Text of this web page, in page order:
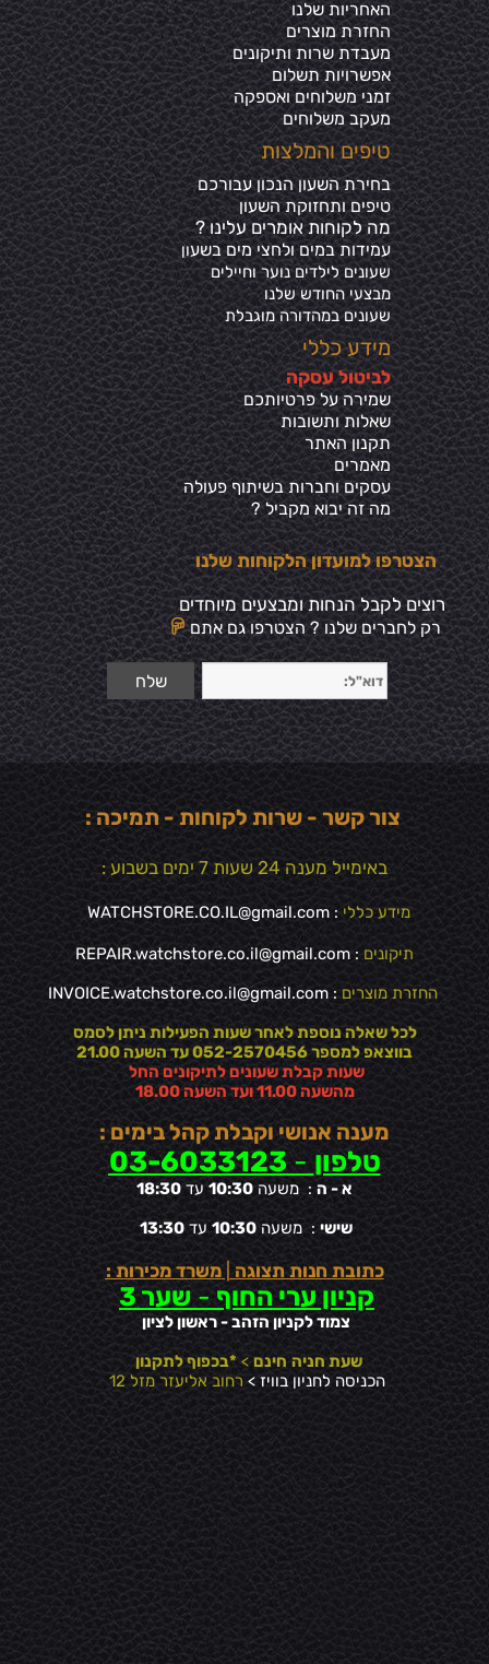
האחריות שלנו
החזרת מוצרים
מעבדת שרות ותיקונים
אפשרויות תשלום
זמני משלוחים ואספקה
מעקב משלוחים
טיפים והמלצות
בחירת השעון הנכון עבורכם
טיפים ותחזוקת השעון
מה לקוחות אומרים עלינו ?
עמידות במים ולחצי מים בשעון
שעונים לילדים נוער וחיילים
מבצעי החודש שלנו
שעונים במהדורה מוגבלת
מידע כללי
לביטול עסקה
שמירה על פרטיותכם
שאלות ותשובות
תקנון האתר
מאמרים
עסקים וחברות בשיתוף פעולה
מה זה יבוא מקביל ?
הצטרפו למועדון הלקוחות שלנו
רוצים לקבל הנחות ומבצעים מיוחדים
רק לחברים שלנו ? הצטרפו גם אתם
צור קשר - שרות לקוחות - תמיכה :
באימייל מענה 24 שעות 7 ימים בשבוע :
מידע כללי :
WATCHSTORE.CO.IL@gmail.com
תיקונים : REPAIR.watchstore.co.il@gmail.com
החזרת מוצרים :
INVOICE.watchstore.co.il@gmail.com
לכל שאלה נוספת לאחר שעות הפעילות ניתן לסמס
בווצאפ למספר 052-2570456 עד השעה 21.00
שעות קבלת שעונים לתיקונים החל
מהשעה 11.00 ועד השעה 18.00
מענה אנושי וקבלת קהל בימים :
טלפון -
03-6033123
א - ה : משעה 10:30 עד 18:30
שישי: משעה10:30עד13:30
כתובת חנות תצוגה |משרד מכירות :
קניון ערי החוף- שער 3
צמוד לקניון הזהב - ראשון לציון
שעת חניה חינם > *בכפוף לתקנון
הכניסה לחניון בוויז > רחוב אליעזר מזל 12